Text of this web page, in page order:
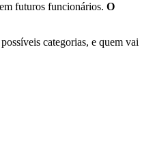
futuros funcionários. O
categorias, e quem vai